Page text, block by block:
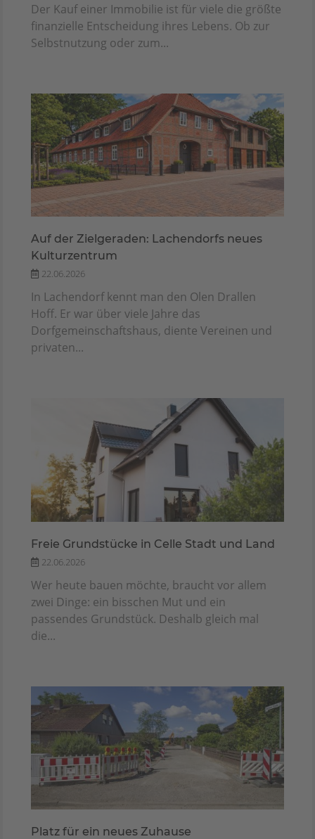
Der Kauf einer Immobilie ist für viele die größte
finanzielle Entscheidung ihres Lebens. Ob zur
Selbstnutzung oder zum...
Auf der Zielgeraden: Lachendorfs neues
Kulturzentrum
22.06.2026
In Lachendorf kennt man den Olen Drallen
Hoff. Er war über viele Jahre das
Dorfgemeinschaftshaus, diente Vereinen und
privaten...
Freie Grundstücke in Celle Stadt und Land
22.06.2026
Wer heute bauen möchte, braucht vor allem
zwei Dinge: ein bisschen Mut und ein
passendes Grundstück. Deshalb gleich mal
die...
Platz für ein neues Zuhause